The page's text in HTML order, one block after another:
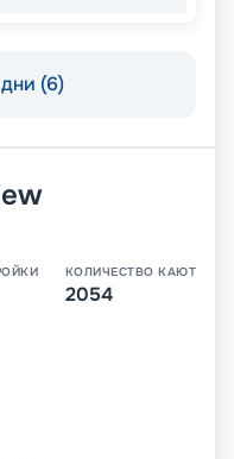
(6)
КОЛИЧЕСТВО КАЮТ
2054